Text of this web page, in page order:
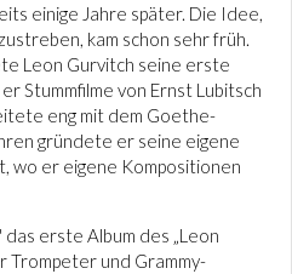
einige Jahre später. Die Idee,
kam schon sehr früh.
Leon Gurvitch seine erste
Stummfilme von Ernst Lubitsch
eng mit dem Goethe-
gründete er seine eigene
wo er eigene Kompositionen
erste Album des „Leon
Trompeter und Grammy-